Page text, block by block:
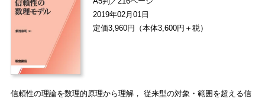
2019年02月01日
定価3,960円（本体3,600円＋税）
信頼性の理論を数理的原理から理解， 従来型の対象・範囲を超える信